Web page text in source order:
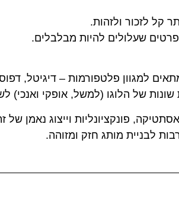
קל לזכור ולזהות.
שעלולים להיות מבלבלים.
למגוון פלטפורמות – דיגיטל,
שונות של הלוגו (למשל, אופקי ואנכי)
פונקציונליות וייצוג
לבניית מותג חזק ומזוהה.